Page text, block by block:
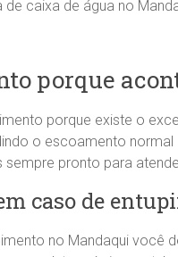
de caixa de água no
porque
porque existe o
o escoamento normal
sempre pronto para
caso de
no Mandaqui você